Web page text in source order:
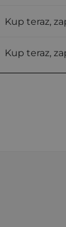
Kup teraz,
Kup teraz,